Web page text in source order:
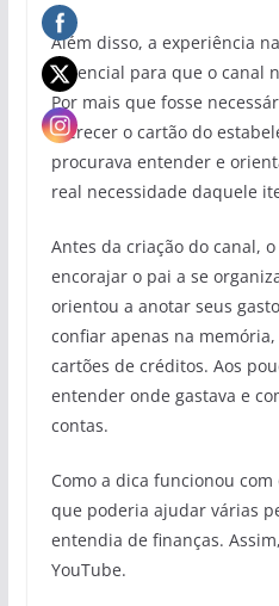
Além disso, a experiência
essencial para que o canal
Por mais que fosse
oferecer o cartão do
procurava entender e
real necessidade daquele
Antes da criação do canal,
encorajar o pai a se
orientou a anotar seus
confiar apenas na
cartões de créditos. Aos
entender onde gastava e
contas.
Como a dica funcionou
que poderia ajudar várias
entendia de finanças.
YouTube.